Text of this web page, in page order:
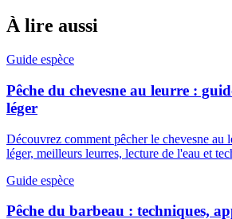
À lire aussi
Guide espèce
Pêche du chevesne au leurre :
léger
Découvrez comment pêcher le chevesne au
léger, meilleurs leurres, lecture de l'eau et
Guide espèce
Pêche du barbeau : techniques,